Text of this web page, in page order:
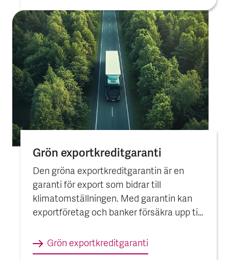
Grön export­kredit­garanti
Den gröna exportkreditgarantin är en
garanti för export som bidrar till
klimatomställningen. Med garantin kan
exportföretag och banker försäkra upp till
skydda sig mot risken att inte få betalt.
Grön export­kredit­garanti